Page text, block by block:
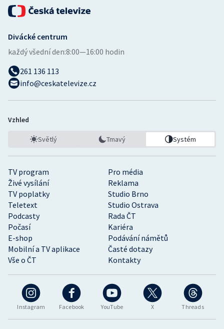
Vodní slalom
Volejbal
Ostatní
Instagram Facebook YouTube X Threads
TV program
Pro média
Živé vysílání
Reklama
TV poplatky
Studio Brno
Teletext
Studio Ostrava
Podcasty
Rada ČT
Počasí
Kariéra
E-shop
Podávání námětů
Mobilní a TV aplikace
Časté dotazy
Vše o ČT
Kontakty
Divácké centrum
každý všední den:8:00—16:00 hodin
261 136 113
info@ceskatelevize.cz
Vzhled
Světlý Tmavý Systém